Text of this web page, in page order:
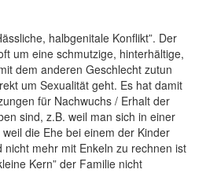
halbgenitale Konflikt”. Der
um eine schmutzige, hinterhältige,
dem anderen Geschlecht zutun
um Sexualität geht. Es hat damit
für Nachwuchs / Erhalt der
sind, z.B. weil man sich in einer
die Ehe bei einem der Kinder
mehr mit Enkeln zu rechnen ist
Kern” der Familie nicht